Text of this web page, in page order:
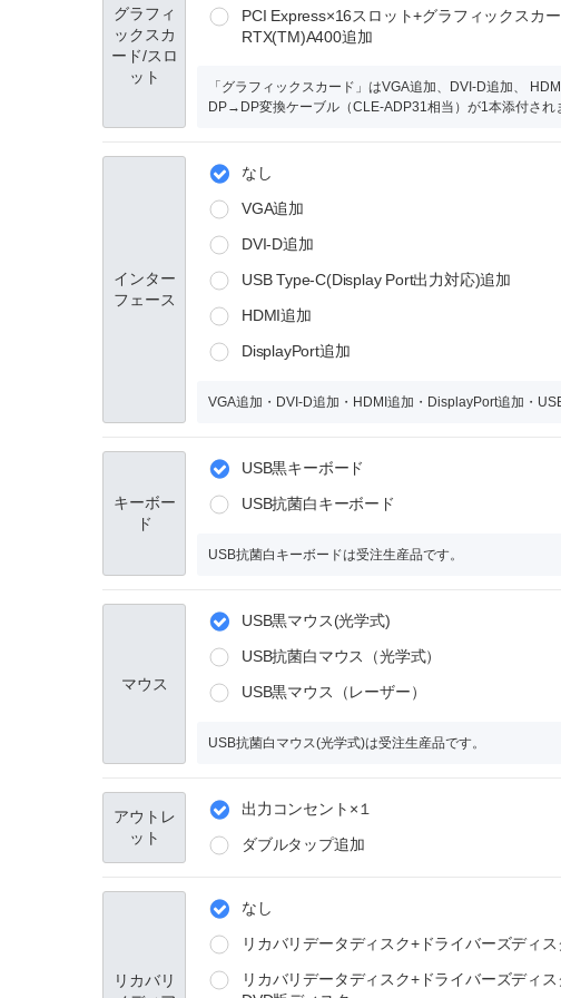
グラフィ
ックスカ
ード/スロ
ット
PCI Express×16スロット+グラフィックスカ
RTX(TM)A400追加
「グラフィックスカード」はVGA追加、DVI-D追加、
DP→DP変換ケーブル（CLE-ADP31相当）が1本添付され
インター
フェース
なし
VGA追加
DVI-D追加
USB Type-C(Display Port出力対応)追加
HDMI追加
DisplayPort追加
VGA追加・DVI-D追加・HDMI追加・DisplayPort追加・
キーボー
ド
USB黒キーボード
USB抗菌白キーボード
USB抗菌白キーボードは受注生産品です。
マウス
USB黒マウス(光学式)
USB抗菌白マウス（光学式）
USB黒マウス（レーザー）
USB抗菌白マウス(光学式)は受注生産品です。
アウトレ
ット
出力コンセント×１
ダブルタップ追加
リカバリ
なし
リカバリデータディスク+ドライバーズディス
リカバリデータディスク+ドライバーズディ